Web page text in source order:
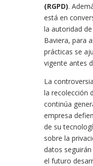
(RGPD).
está en
la autoridad
Baviera, para
prácticas se
vigente antes
La
la recolección
continúa
empresa
de su
sobre la
datos
el futuro